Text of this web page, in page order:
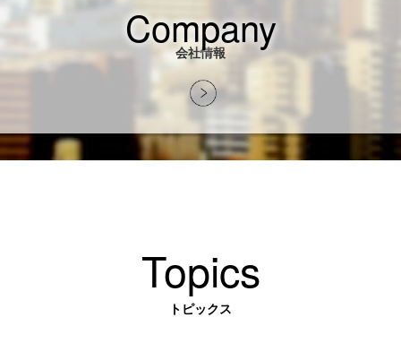
Company
会社情報
Topics
トピックス